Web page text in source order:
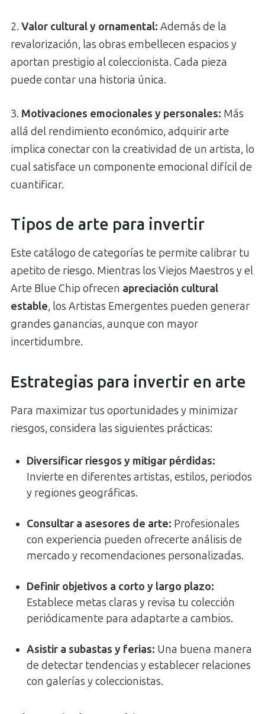
2. Valor cultural y ornamental: Además de la
revalorización, las obras embellecen espacios y
aportan prestigio al coleccionista. Cada pieza
puede contar una historia única.
3. Motivaciones emocionales y personales: Más
allá del rendimiento económico, adquirir arte
implica conectar con la creatividad de un artista, lo
cual satisface un componente emocional difícil de
cuantificar.
Tipos de arte para invertir
Este catálogo de categorías te permite calibrar tu
apetito de riesgo. Mientras los Viejos Maestros y el
Arte Blue Chip ofrecen apreciación cultural
estable, los Artistas Emergentes pueden generar
grandes ganancias, aunque con mayor
incertidumbre.
Estrategias para invertir en arte
Para maximizar tus oportunidades y minimizar
riesgos, considera las siguientes prácticas:
Diversificar riesgos y mitigar pérdidas:
Invierte en diferentes artistas, estilos, periodos
y regiones geográficas.
Consultar a asesores de arte: Profesionales
con experiencia pueden ofrecerte análisis de
mercado y recomendaciones personalizadas.
Definir objetivos a corto y largo plazo:
Establece metas claras y revisa tu colección
periódicamente para adaptarte a cambios.
Asistir a subastas y ferias: Una buena manera
de detectar tendencias y establecer relaciones
con galerías y coleccionistas.